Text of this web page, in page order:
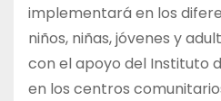
implementará en los
niños, niñas, jóvenes y
con el apoyo del Instituto
en los centros